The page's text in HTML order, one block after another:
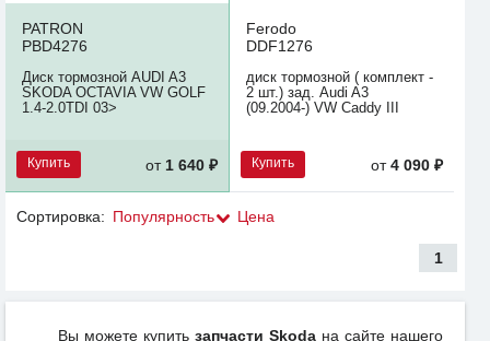
PATRON
PBD4276
Диск тормозной AUDI A3
SKODA OCTAVIA VW GOLF
1.4-2.0TDI 03>
Купить от1 640 ₽
Ferodo
DDF1276
диск тормозной ( комплект -
2 шт.) зад. Audi A3
(09.2004-) VW Caddy III
Купить от4 090 ₽
Сортировка: Популярность Цена
1
Вы можете купить запчасти Skoda на сайте нашего